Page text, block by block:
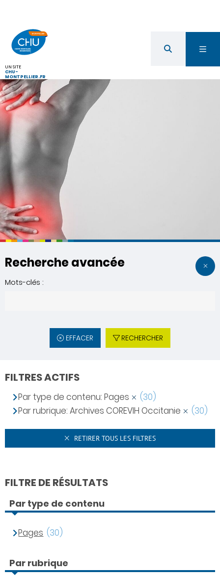
UN SITE
CHU-
MONTPELLIER.FR
Recherche avancée
Mots-clés :
EFFACER RECHERCHER
FILTRES ACTIFS
Par type de contenu: Pages
(30)
Par rubrique: Archives COREVIH Occitanie
(30)
RETIRER TOUS LES FILTRES
FILTRE DE RÉSULTATS
Par type de contenu
Pages (30)
Par rubrique